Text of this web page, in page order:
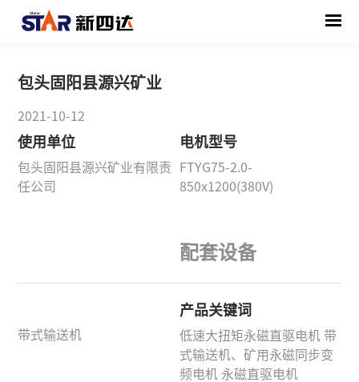
首页/解决方案/ /包头固阳县源兴矿业
包头固阳县源兴矿业
2021-10-12
使用单位
包头固阳县源兴矿业有限责
任公司
电机型号
FTYG75-2.0-
850x1200(380V)
配套设备
带式输送机
产品关键词
低速大扭矩永磁直驱电机 带
式输送机、矿用永磁同步变
频电机 永磁直驱电机